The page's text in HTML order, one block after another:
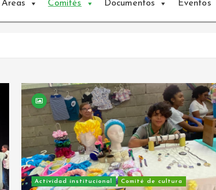
Áreas Comités Documentos Eventos
Actividad institucional Comité de cultura